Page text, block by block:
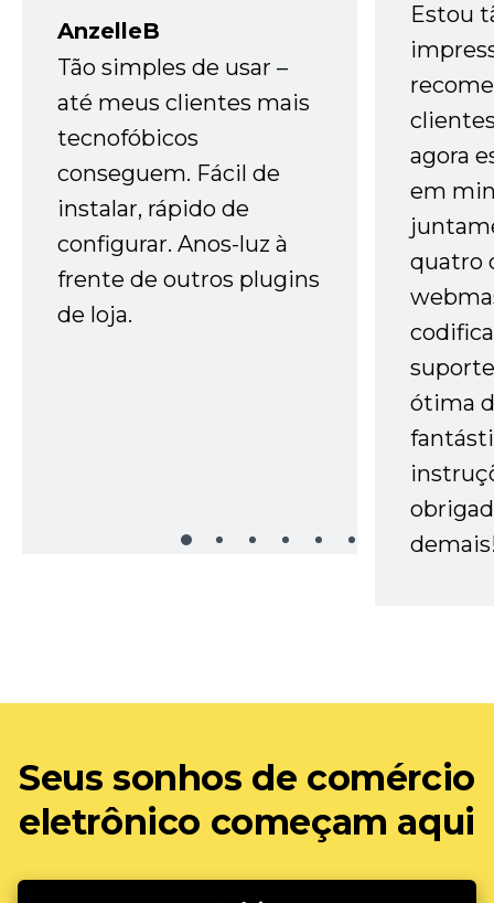
AnzelleB
Tão simples de usar –
até meus clientes mais
tecnofóbicos
conseguem. Fácil de
instalar, rápido de
configurar. Anos-luz à
frente de outros plugins
de loja.
Estou
agora
em
quatro
ótima
Seus sonhos de comércio
eletrônico começam aqui